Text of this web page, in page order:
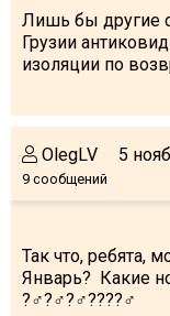
Лишь бы другие
Грузии
изоляции по
OlegLV
9 сообщений
5
Так что, ребята,
Январь? Какие
?‍♂️?‍♂️?‍♂️?️?️?️?‍♂️